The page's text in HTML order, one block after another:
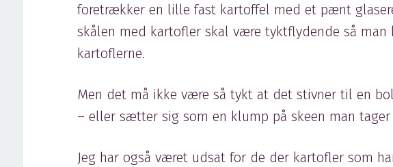
foretrækker en lille fast kartoffel med et pænt
skålen med kartofler skal være tyktflydende så
kartoflerne.
Men det må ikke være så tykt at det stivner til en
– eller sætter sig som en klump på skeen man tager
Jeg har også været udsat for de der kartofler som